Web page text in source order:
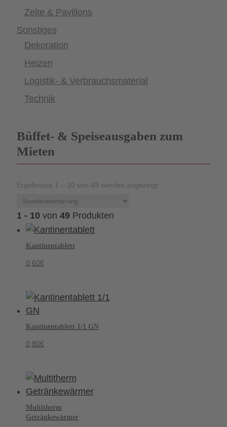
Zelte & Pavillons
Sonstiges
Dekoration
Heizen
Logistik- & Verbrauchsmaterial
Technik
Büffet- & Speiseausgaben zum
Mieten
Ergebnisse 1 – 10 von 49 werden angezeigt
1 - 10 von 49Produkten
Kantinentablett
0,60€
Kantinentablett 1/1 GN
0,80€
Multitherm
Getränkewärmer